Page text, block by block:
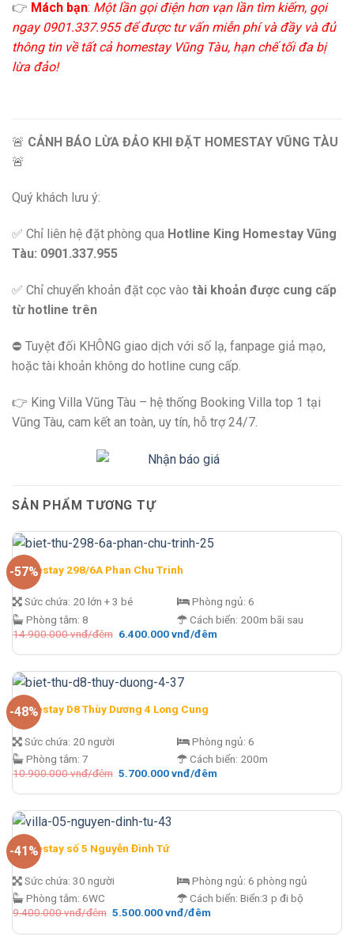
👉 Mách bạn: Một lần gọi điện hơn vạn lần tìm kiếm, gọi
ngay 0901.337.955 để được tư vấn miễn phí và đầy và đủ
thông tin về tất cả homestay Vũng Tàu, hạn chế tối đa bị
lừa đảo!
🚨 CẢNH BÁO LỪA ĐẢO KHI ĐẶT HOMESTAY VŨNG TÀU
🚨
Quý khách lưu ý:
✅ Chỉ liên hệ đặt phòng qua Hotline King Homestay Vũng
Tàu: 0901.337.955
✅ Chỉ chuyển khoản đặt cọc vào tài khoản được cung cấp
từ hotline trên
⛔️ Tuyệt đối KHÔNG giao dịch với số lạ, fanpage giả mạo,
hoặc tài khoản không do hotline cung cấp.
👉 King Villa Vũng Tàu – hệ thống Booking Villa top 1 tại
Vũng Tàu, cam kết an toàn, uy tín, hỗ trợ 24/7.
SẢN PHẨM TƯƠNG TỰ
-57%
Homestay 298/6A Phan Chu Trinh
Sức chứa: 20 lớn + 3 bé
Phòng tắm: 8
Phòng ngủ: 6
Cách biển: 200m bãi sau
14.900.000vnđ/đêm Giá
là:
đêm.
6.400.000vnđ/đêmGiá
tại
6.400.000 vnđ/
-48%
Homestay D8 Thùy Dương 4 Long Cung
Sức chứa: 20 người
Phòng tắm: 7
Phòng ngủ: 6
Cách biển: 200m
10.900.000vnđ/đêm Giá
là:
đêm.
5.700.000vnđ/đêmGiá
tại
5.700.000 vnđ/
-41%
Homestay số 5 Nguyễn Đình Tứ
Sức chứa: 30 người
Phòng tắm: 6WC
Phòng ngủ: 6 phòng ngủ
Cách biển: Biển:3 p đi bộ
9.400.000vnđ/đêm Giá
là:
5.500.000vnđ/đêmGiá
tại